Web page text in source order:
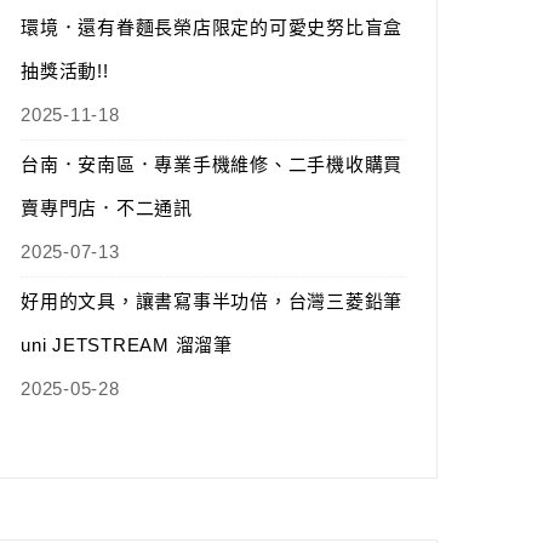
環境．還有眷麵長榮店限定的可愛史努比盲盒
抽獎活動!!
2025-11-18
台南．安南區．專業手機維修、二手機收購買
賣專門店．不二通訊
2025-07-13
好用的文具，讓書寫事半功倍，台灣三菱鉛筆
uni JETSTREAM 溜溜筆
2025-05-28